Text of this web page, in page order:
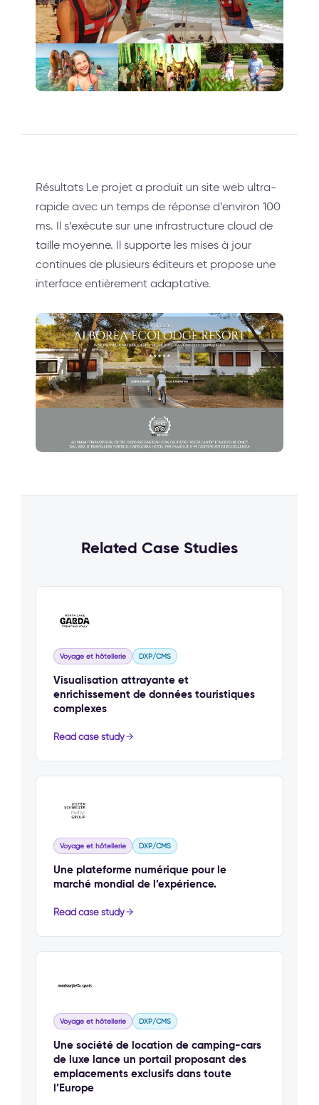
Résultats Le projet a produit un site web ultra-
rapide avec un temps de réponse d’environ 100
ms. Il s’exécute sur une infrastructure cloud de
taille moyenne. Il supporte les mises à jour
continues de plusieurs éditeurs et propose une
interface entièrement adaptative.
Related Case Studies
Voyage et hôtellerie DXP/CMS
Visualisation attrayante et
enrichissement de données touristiques
complexes
Read case study
Voyage et hôtellerie DXP/CMS
Une plateforme numérique pour le
marché mondial de l’expérience.
Read case study
Voyage et hôtellerie DXP/CMS
Une société de location de camping-cars
de luxe lance un portail proposant des
emplacements exclusifs dans toute
l’Europe